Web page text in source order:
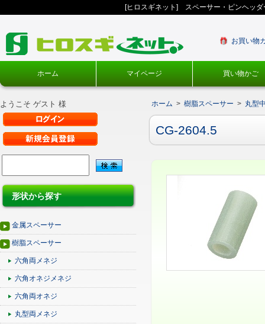
[ヒロスギネット] スペーサー・ピンヘッ
お買い物
ホーム マイページ 買い物かご
ようこそ ゲスト 様
形状から探す
金属スペーサー
樹脂スペーサー
六角両メネジ
六角オネジメネジ
六角両オネジ
丸型両メネジ
ホーム > 樹脂スペーサー > 丸型
CG-2604.5